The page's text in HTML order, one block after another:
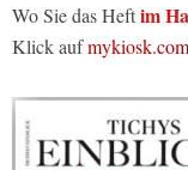
Wo Sie das Heftim
Klick aufmykiosk.com